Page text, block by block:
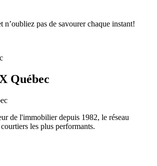
n’oubliez pas de savourer chaque instant!
Québec
de l'immobilier depuis 1982, le réseau
les plus performants.